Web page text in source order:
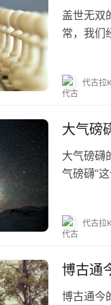
盖世无双
常，我们
代古拉K
大气磅
大气磅礴
气磅礴”
代古拉K
博古通
博古通今